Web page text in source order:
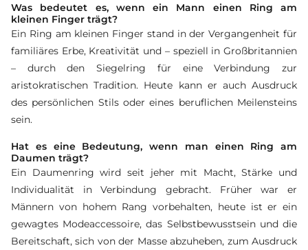
Was bedeutet es, wenn ein Mann einen Ring am
kleinen Finger trägt?
Ein Ring am kleinen Finger stand in der Vergangenheit für
familiäres Erbe, Kreativität und – speziell in Großbritannien
– durch den Siegelring für eine Verbindung zur
aristokratischen Tradition. Heute kann er auch Ausdruck
des persönlichen Stils oder eines beruflichen Meilensteins
sein.
Hat es eine Bedeutung, wenn man einen Ring am
Daumen trägt?
Ein Daumenring wird seit jeher mit Macht, Stärke und
Individualität in Verbindung gebracht. Früher war er
Männern von hohem Rang vorbehalten, heute ist er ein
gewagtes Modeaccessoire, das Selbstbewusstsein und die
Bereitschaft, sich von der Masse abzuheben, zum Ausdruck